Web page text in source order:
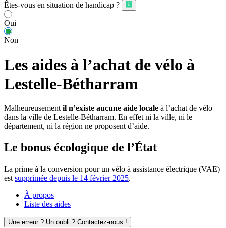
Êtes-vous en situation de handicap ?
Oui
Non
Les aides à l’achat de vélo à
Lestelle-Bétharram
Malheureusement il n’existe aucune aide locale à l’achat de vélo
dans la ville de Lestelle-Bétharram. En effet ni la ville, ni le
département, ni la région ne proposent d’aide.
Le bonus écologique de l’État
La prime à la conversion pour un vélo à assistance électrique (VAE)
est supprimée depuis le 14 février 2025.
À propos
Liste des aides
Une erreur ? Un oubli ? Contactez-nous !